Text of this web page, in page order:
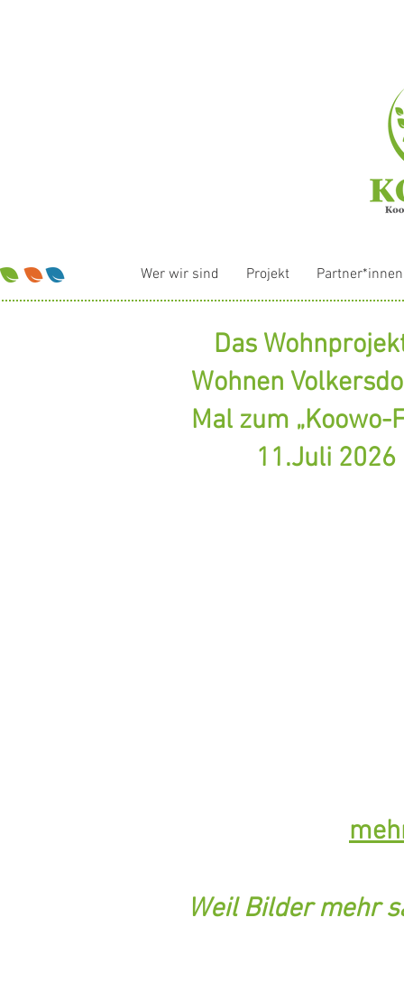
Wer wir sind Projekt Partner*innen
Das
Wohnen
Mal zum „Koowo-
11.Juli
Weil Bilder mehr